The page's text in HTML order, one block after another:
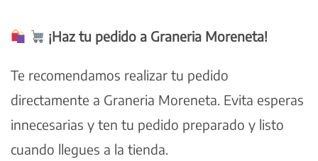
¡Haz tu pedido a Graneria Moreneta!
Te recomendamos realizar tu pedido
directamente a Graneria Moreneta. Evita esperas
innecesarias y ten tu pedido preparado y listo
cuando llegues a la tienda.